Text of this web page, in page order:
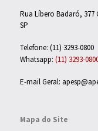
Rua Líbero Badaró, 377
SP
Telefone: (11) 3293-0800
Whatsapp: (11) 3293-
E-mail Geral:
Mapa do Site